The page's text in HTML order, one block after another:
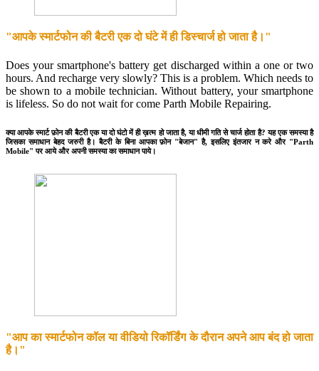
"आपके स्मार्टफोन की बैटरी एक दो घंटे में ही डिस्चार्ज हो जाता है।"
Does your smartphone's battery get discharged within a one or two
hours. And recharge very slowly? This is a problem. Which needs to
be shown to a mobile technician. Without battery, your smartphone
is lifeless. So do not wait for come Parth Mobile Repairing.
क्या आपके स्मार्ट फ़ोन की बैटरी एक या दो घंटो में ही ख़त्म हो जाता है, या धीमी गति से चार्ज होता है? यह एक समस्या है
जिसका समाधान बेहद जरुरी है। बैटरी के बिना आपका फ़ोन "बेजान" है, इसलिए इंतजार न करे और "Parth
Mobile" पर आये और अपनी समस्या का समाधान पाये।
"आप का स्मार्टफोन कॉल या वीडियो रिकॉर्डिंग के दौरान अपने आप बंद हो जाता
है।"